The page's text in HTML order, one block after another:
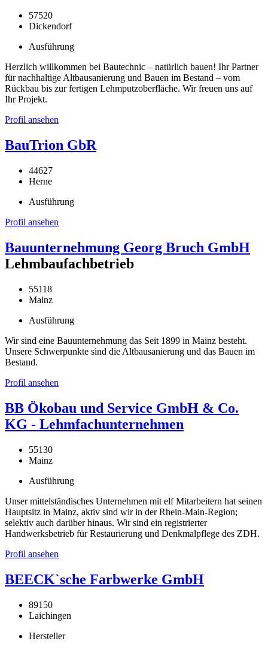
57520
Dickendorf
Ausführung
Herzlich willkommen bei Bautechnic – natürlich bauen! Ihr Partner
für nachhaltige Altbausanierung und Bauen im Bestand – vom
Rückbau bis zur fertigen Lehmputzoberfläche. Wir freuen uns auf
Ihr Projekt.
Profil ansehen
BauTrion GbR
44627
Herne
Ausführung
Profil ansehen
Bauunternehmung Georg Bruch GmbH
Lehmbaufachbetrieb
55118
Mainz
Ausführung
Wir sind eine Bauunternehmung das Seit 1899 in Mainz besteht.
Unsere Schwerpunkte sind die Altbausanierung und das Bauen im
Bestand.
Profil ansehen
BB Ökobau und Service GmbH & Co.
KG - Lehmfachunternehmen
55130
Mainz
Ausführung
Unser mittelständisches Unternehmen mit elf Mitarbeitern hat seinen
Hauptsitz in Mainz, aktiv sind wir in der Rhein-Main-Region;
selektiv auch darüber hinaus. Wir sind ein registrierter
Handwerksbetrieb für Restaurierung und Denkmalpflege des ZDH.
Profil ansehen
BEECK`sche Farbwerke GmbH
89150
Laichingen
Hersteller